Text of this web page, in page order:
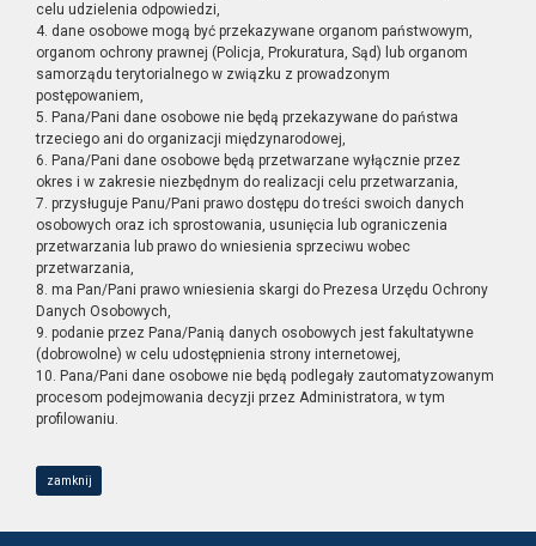
celu udzielenia odpowiedzi,
4. dane osobowe mogą być przekazywane organom państwowym,
organom ochrony prawnej (Policja, Prokuratura, Sąd) lub organom
samorządu terytorialnego w związku z prowadzonym
postępowaniem,
5. Pana/Pani dane osobowe nie będą przekazywane do państwa
trzeciego ani do organizacji międzynarodowej,
6. Pana/Pani dane osobowe będą przetwarzane wyłącznie przez
okres i w zakresie niezbędnym do realizacji celu przetwarzania,
7. przysługuje Panu/Pani prawo dostępu do treści swoich danych
osobowych oraz ich sprostowania, usunięcia lub ograniczenia
przetwarzania lub prawo do wniesienia sprzeciwu wobec
przetwarzania,
8. ma Pan/Pani prawo wniesienia skargi do Prezesa Urzędu Ochrony
Danych Osobowych,
9. podanie przez Pana/Panią danych osobowych jest fakultatywne
(dobrowolne) w celu udostępnienia strony internetowej,
10. Pana/Pani dane osobowe nie będą podlegały zautomatyzowanym
procesom podejmowania decyzji przez Administratora, w tym
profilowaniu.
zamknij